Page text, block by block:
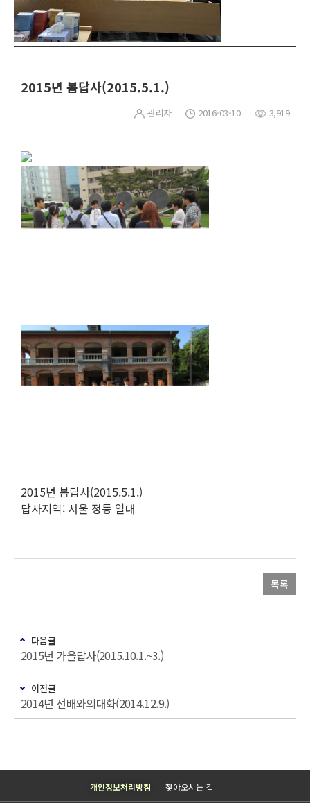
2015년 봄답사(2015.5.1.)
관리자 2016-03-10 3,919
2015년 봄답사(2015.5.1.)
답사지역: 서울 정동 일대
목록
다음글
2015년 가을답사(2015.10.1.~3.)
이전글
2014년 선배와의대화(2014.12.9.)
개인정보처리방침 찾아오시는 길